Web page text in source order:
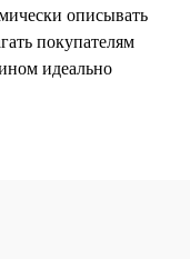
описывать
покупателям
идеально